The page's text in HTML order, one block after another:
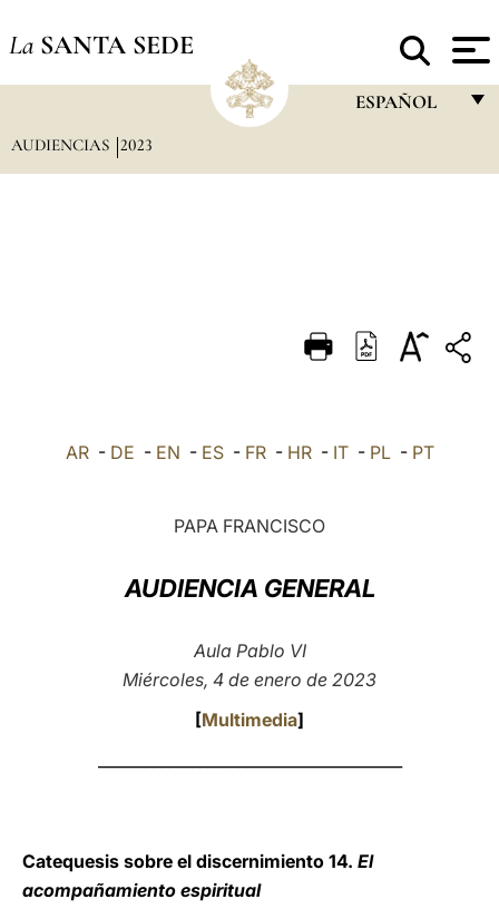
La SANTA SEDE
ESPAÑOL
DEUTSCH
العربيّة
AUDIENCIAS 2023
AR- DE - EN - ES- FR- HR- IT- PL- PT
PAPA FRANCISCO
AUDIENCIA GENERAL
Aula Pablo VI
Miércoles, 4 de enero de 2023
[Multimedia]
Catequesis sobre el discernimiento 14. El
acompañamiento espiritual